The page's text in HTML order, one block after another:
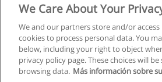
We Care About Your
We and our partners store and/or
cookies to process personal data. You
below, including your right to object
privacy policy page. These choices will
browsing data. Más información sobre